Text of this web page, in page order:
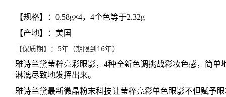
【规格】：0.58g×4，4个色等于2.32g
【产地】：美国
【保质期】：5年（期限到16年）
雅诗兰黛莹粹亮彩眼影，4种全新色调挑战彩妆色感，简
淋漓尽致地发挥出来。
雅诗兰黛最新微晶粉末科技让莹粹亮彩单色眼影不但赋予